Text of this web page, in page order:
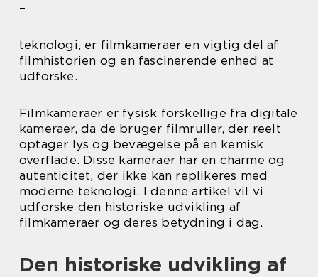
–
teknologi, er filmkameraer en vigtig del af
filmhistorien og en fascinerende enhed at
udforske.
Filmkameraer er fysisk forskellige fra digitale
kameraer, da de bruger filmruller, der reelt
optager lys og bevægelse på en kemisk
overflade. Disse kameraer har en charme og
autenticitet, der ikke kan replikeres med
moderne teknologi. I denne artikel vil vi
udforske den historiske udvikling af
filmkameraer og deres betydning i dag.
Den historiske udvikling af